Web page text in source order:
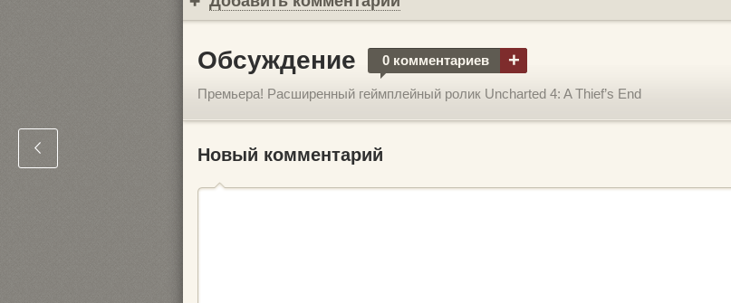
Обсуждение 0 комментариев +
Премьера! Расширенный геймплейный ролик Uncharted 4: A Thief’s End
Новый комментарий